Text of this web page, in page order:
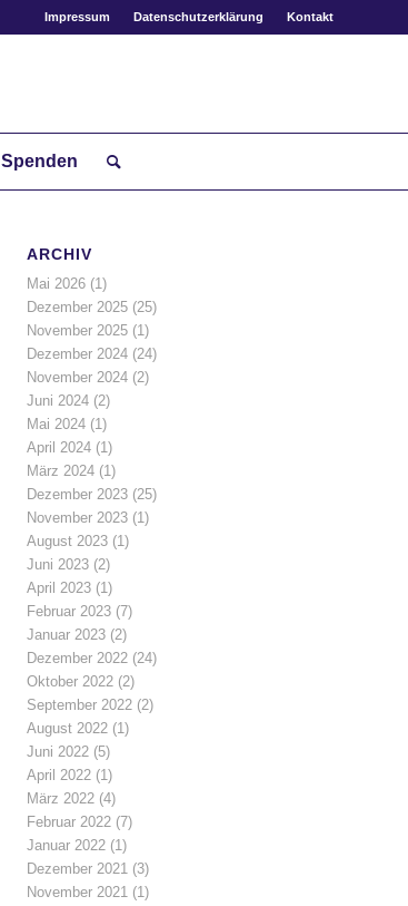
Impressum Datenschutzerklärung Kontakt
Spenden
ARCHIV
Mai 2026 (1)
Dezember 2025 (25)
November 2025 (1)
Dezember 2024 (24)
November 2024 (2)
Juni 2024 (2)
Mai 2024 (1)
April 2024 (1)
März 2024 (1)
Dezember 2023 (25)
November 2023 (1)
August 2023 (1)
Juni 2023 (2)
April 2023 (1)
Februar 2023 (7)
Januar 2023 (2)
Dezember 2022 (24)
Oktober 2022 (2)
September 2022 (2)
August 2022 (1)
Juni 2022 (5)
April 2022 (1)
März 2022 (4)
Februar 2022 (7)
Januar 2022 (1)
Dezember 2021 (3)
November 2021 (1)